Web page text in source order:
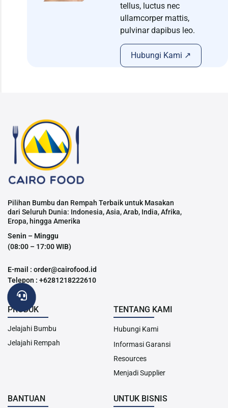
tellus, luctus nec
ullamcorper mattis,
pulvinar dapibus leo.
Hubungi Kami ↗
Pilihan Bumbu dan Rempah Terbaik untuk Masakan
dari Seluruh Dunia: Indonesia, Asia, Arab, India, Afrika,
Eropa, hingga Amerika
Senin – Minggu
(08:00 – 17:00 WIB)
E-mail : order@cairofood.id
Telepon : +6281218222610
PRODUK
Jelajahi Bumbu
Jelajahi Rempah
TENTANG KAMI
Hubungi Kami
Informasi Garansi
Resources
Menjadi Supplier
BANTUAN UNTUK BISNIS